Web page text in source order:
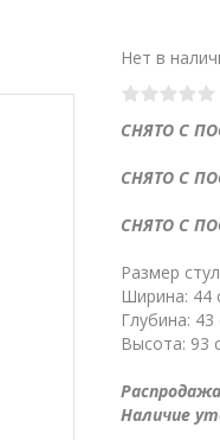
Нет в
СНЯТО С
СНЯТО С
СНЯТО С
Размер
Ширина: 44
Глубина: 43
Высота: 93
Наличие